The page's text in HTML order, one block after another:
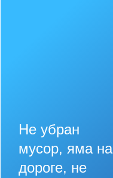
Не убран
мусор, яма на
дороге, не